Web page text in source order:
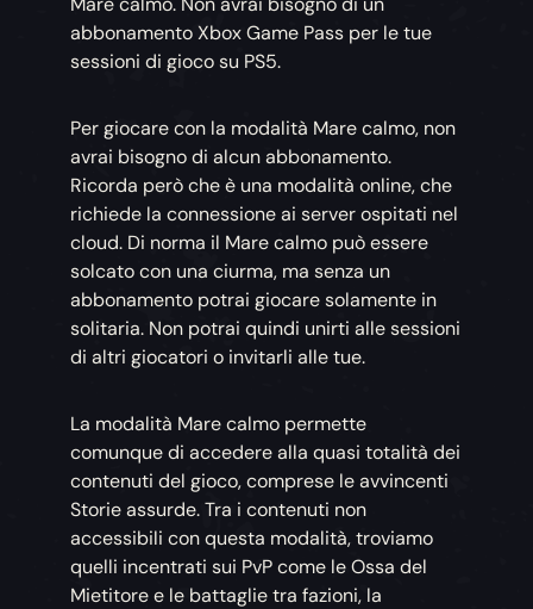
abbonamento Xbox Game Pass per le tue
sessioni di gioco su PS5.
Per giocare con la modalità Mare calmo, non
avrai bisogno di alcun abbonamento.
Ricorda però che è una modalità online, che
richiede la connessione ai server ospitati nel
cloud. Di norma il Mare calmo può essere
solcato con una ciurma, ma senza un
abbonamento potrai giocare solamente in
solitaria. Non potrai quindi unirti alle sessioni
di altri giocatori o invitarli alle tue.
La modalità Mare calmo permette
comunque di accedere alla quasi totalità dei
contenuti del gioco, comprese le avvincenti
Storie assurde. Tra i contenuti non
accessibili con questa modalità, troviamo
quelli incentrati sui PvP come le Ossa del
Mietitore e le battaglie tra fazioni, la